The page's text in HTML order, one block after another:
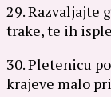
29. Razvaljajte
trake, te ih
30. Pletenicu
krajeve malo